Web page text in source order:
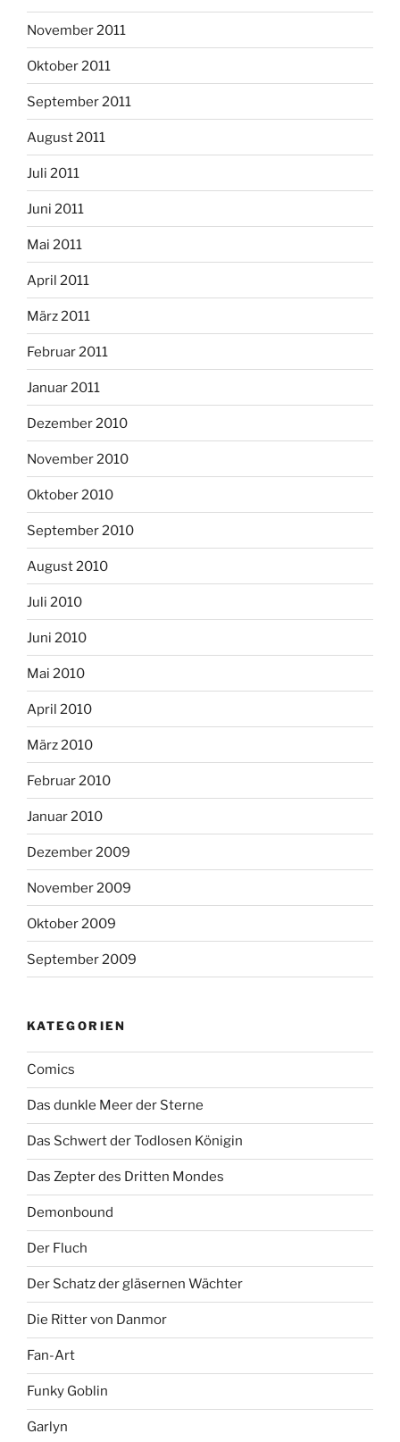
November 2011
Oktober 2011
September 2011
August 2011
Juli 2011
Juni 2011
Mai 2011
April 2011
März 2011
Februar 2011
Januar 2011
Dezember 2010
November 2010
Oktober 2010
September 2010
August 2010
Juli 2010
Juni 2010
Mai 2010
April 2010
März 2010
Februar 2010
Januar 2010
Dezember 2009
November 2009
Oktober 2009
September 2009
KATEGORIEN
Comics
Das dunkle Meer der Sterne
Das Schwert der Todlosen Königin
Das Zepter des Dritten Mondes
Demonbound
Der Fluch
Der Schatz der gläsernen Wächter
Die Ritter von Danmor
Fan-Art
Funky Goblin
Garlyn